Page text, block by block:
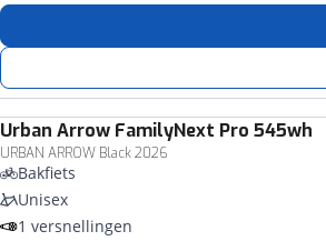
Urban Arrow FamilyNext Pro 545wh
URBAN ARROW Black 2026
Bakfiets
Unisex
1 versnellingen